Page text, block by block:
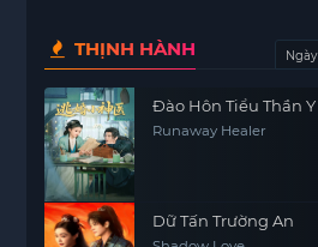
THỊNH HÀNH Ngày
Đào Hôn Tiểu Thần Y
Runaway Healer
Dữ Tấn Trường An